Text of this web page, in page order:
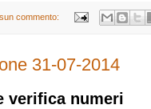
commento:
31-07-2014
verifica numeri